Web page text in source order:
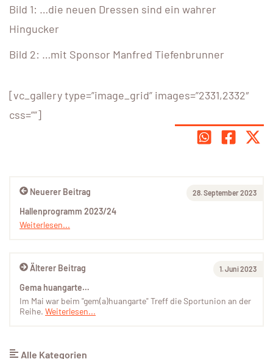
Bild 1: …die neuen Dressen sind ein wahrer
Hingucker
Bild 2: …mit Sponsor Manfred Tiefenbrunner
[vc_gallery type=”image_grid” images=”2331,2332″
css=””]
Älterer Beitrag 1. Juni 2023
Gema huangarte…
Im Mai war beim "gem(a)huangarte" Treff die Sportunion an der
Reihe. Weiterlesen...
Neuerer Beitrag 28. September 2023
Hallenprogramm 2023/24
Weiterlesen...
Alle Kategorien